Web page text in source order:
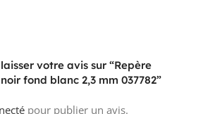
votre avis sur “Repère
fond blanc 2,3 mm 037782”
pour publier un avis.